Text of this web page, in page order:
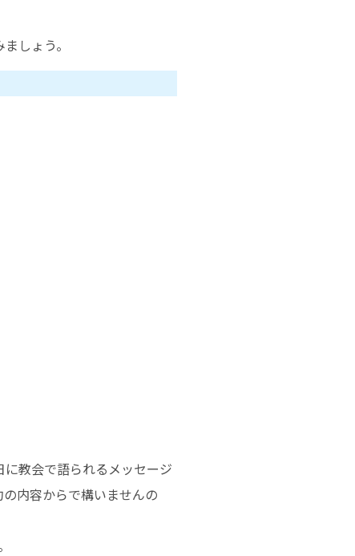
しょう。
教会で語られるメッセージ
内容からで構いませんの